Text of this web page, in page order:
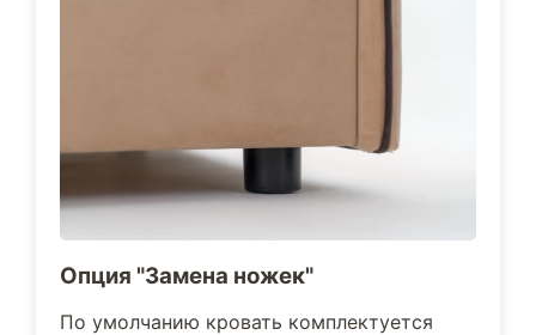
Опция "Замена ножек"
По умолчанию кровать комплектуется